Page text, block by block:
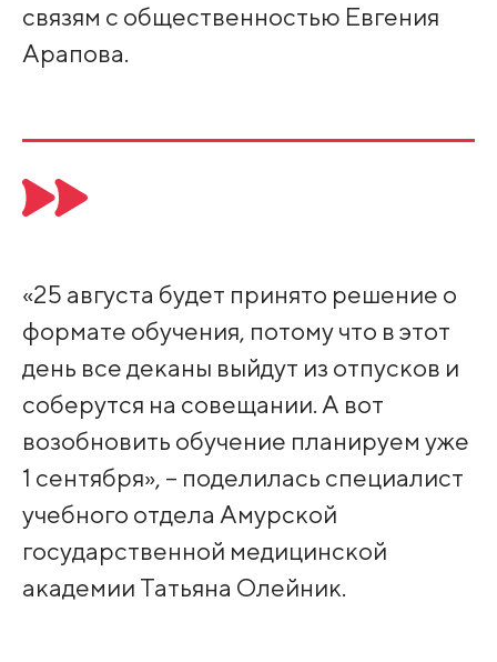
связям с общественностью Евгения
Арапова.
«25 августа будет принято решение о
формате обучения, потому что в этот
день все деканы выйдут из отпусков и
соберутся на совещании. А вот
возобновить обучение планируем уже
1 сентября», – поделилась специалист
учебного отдела Амурской
государственной медицинской
академии Татьяна Олейник.